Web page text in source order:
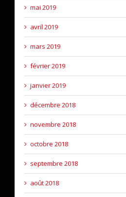
mai 2019
avril 2019
mars 2019
février 2019
janvier 2019
décembre 2018
novembre 2018
octobre 2018
septembre 2018
août 2018